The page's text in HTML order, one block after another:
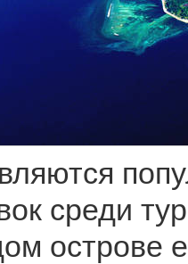
среди
острове